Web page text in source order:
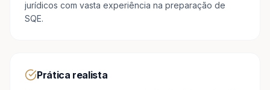
jurídicos com vasta experiência na preparação de
SQE.
Prática realista